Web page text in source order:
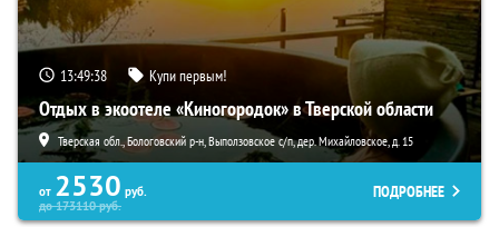
13:49:37 Купи первым!
Отдых в экоотеле «Киногородок» в Тверской области
Тверская обл., Бологовский р-н, Выползовское с/п, дер. Михайловское, д. 15
от 2530 руб.
до173110руб.
ПОДРОБНЕЕ